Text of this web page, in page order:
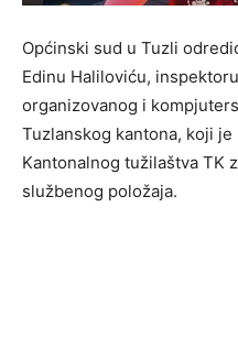
Općinski sud u Tuzli
Edinu Haliloviću,
organizovanog i
Tuzlanskog kantona, koji
Kantonalnog tužilaštva TK
službenog položaja.